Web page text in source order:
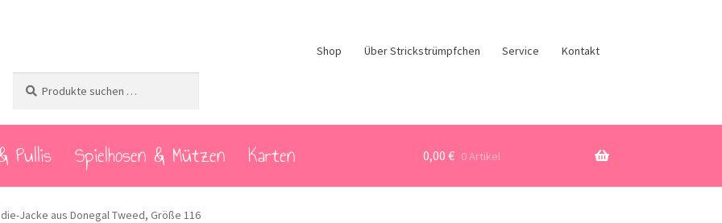
Shop Über Strickstrümpfchen Service Kontakt
nach:
Pullis Spielhosen & Mützen Karten 0,00 € 0 Artikel
Jacke aus Donegal Tweed, Größe 116